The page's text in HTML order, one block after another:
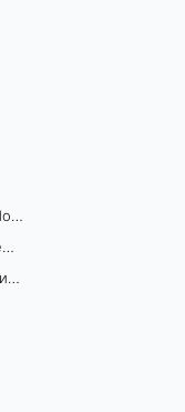
Обновление POS Терминала на ОС Windows
Как запустить POS терминал в окном режиме
Как увеличить кнопки, надписи на терминале продаж